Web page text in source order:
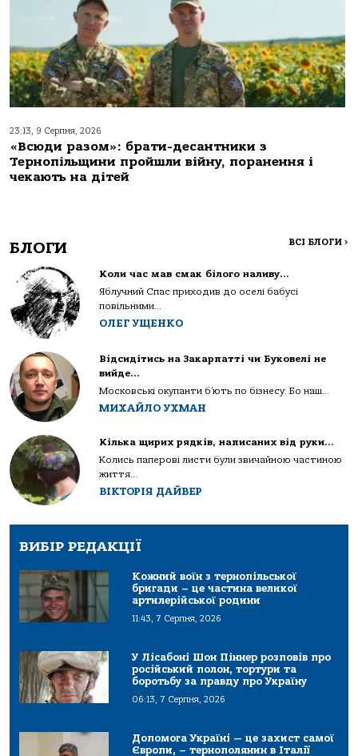
23:13, 9 Серпня, 2026
«Всюди разом»: брати-десантники з
Тернопільщини пройшли війну, поранення і
чекають на дітей
БЛОГИ ВСІ БЛОГИ >
Коли час мав смак білого наливу…
Яблучний Спас приходив до оселі бабусі
повільними...
ОЛЕГ УЩЕНКО
Відсидітись на Закарпатті чи Буковелі не
вийде…
Московські окупанти б’ють по бізнесу. Бо наш...
МИХАЙЛО УХМАН
Кілька щирих рядків, написаних від руки…
Колись паперові листи були звичайною частиною
життя...
ВІКТОРІЯ ДАЙВЕР
ВИБІР РЕДАКЦІЇ
Кожний воїн з тернопільської
бригади – це частина великої
артилерійської родини
11:43, 7 Серпня, 2026
У Лісабоні Шон Піннер розповів про
російський полон, тортури та
боротьбу за правду про Україну
06:13, 7 Серпня, 2026
Допомога Україні — це захист самої
Європи, – тернополянин в Італії